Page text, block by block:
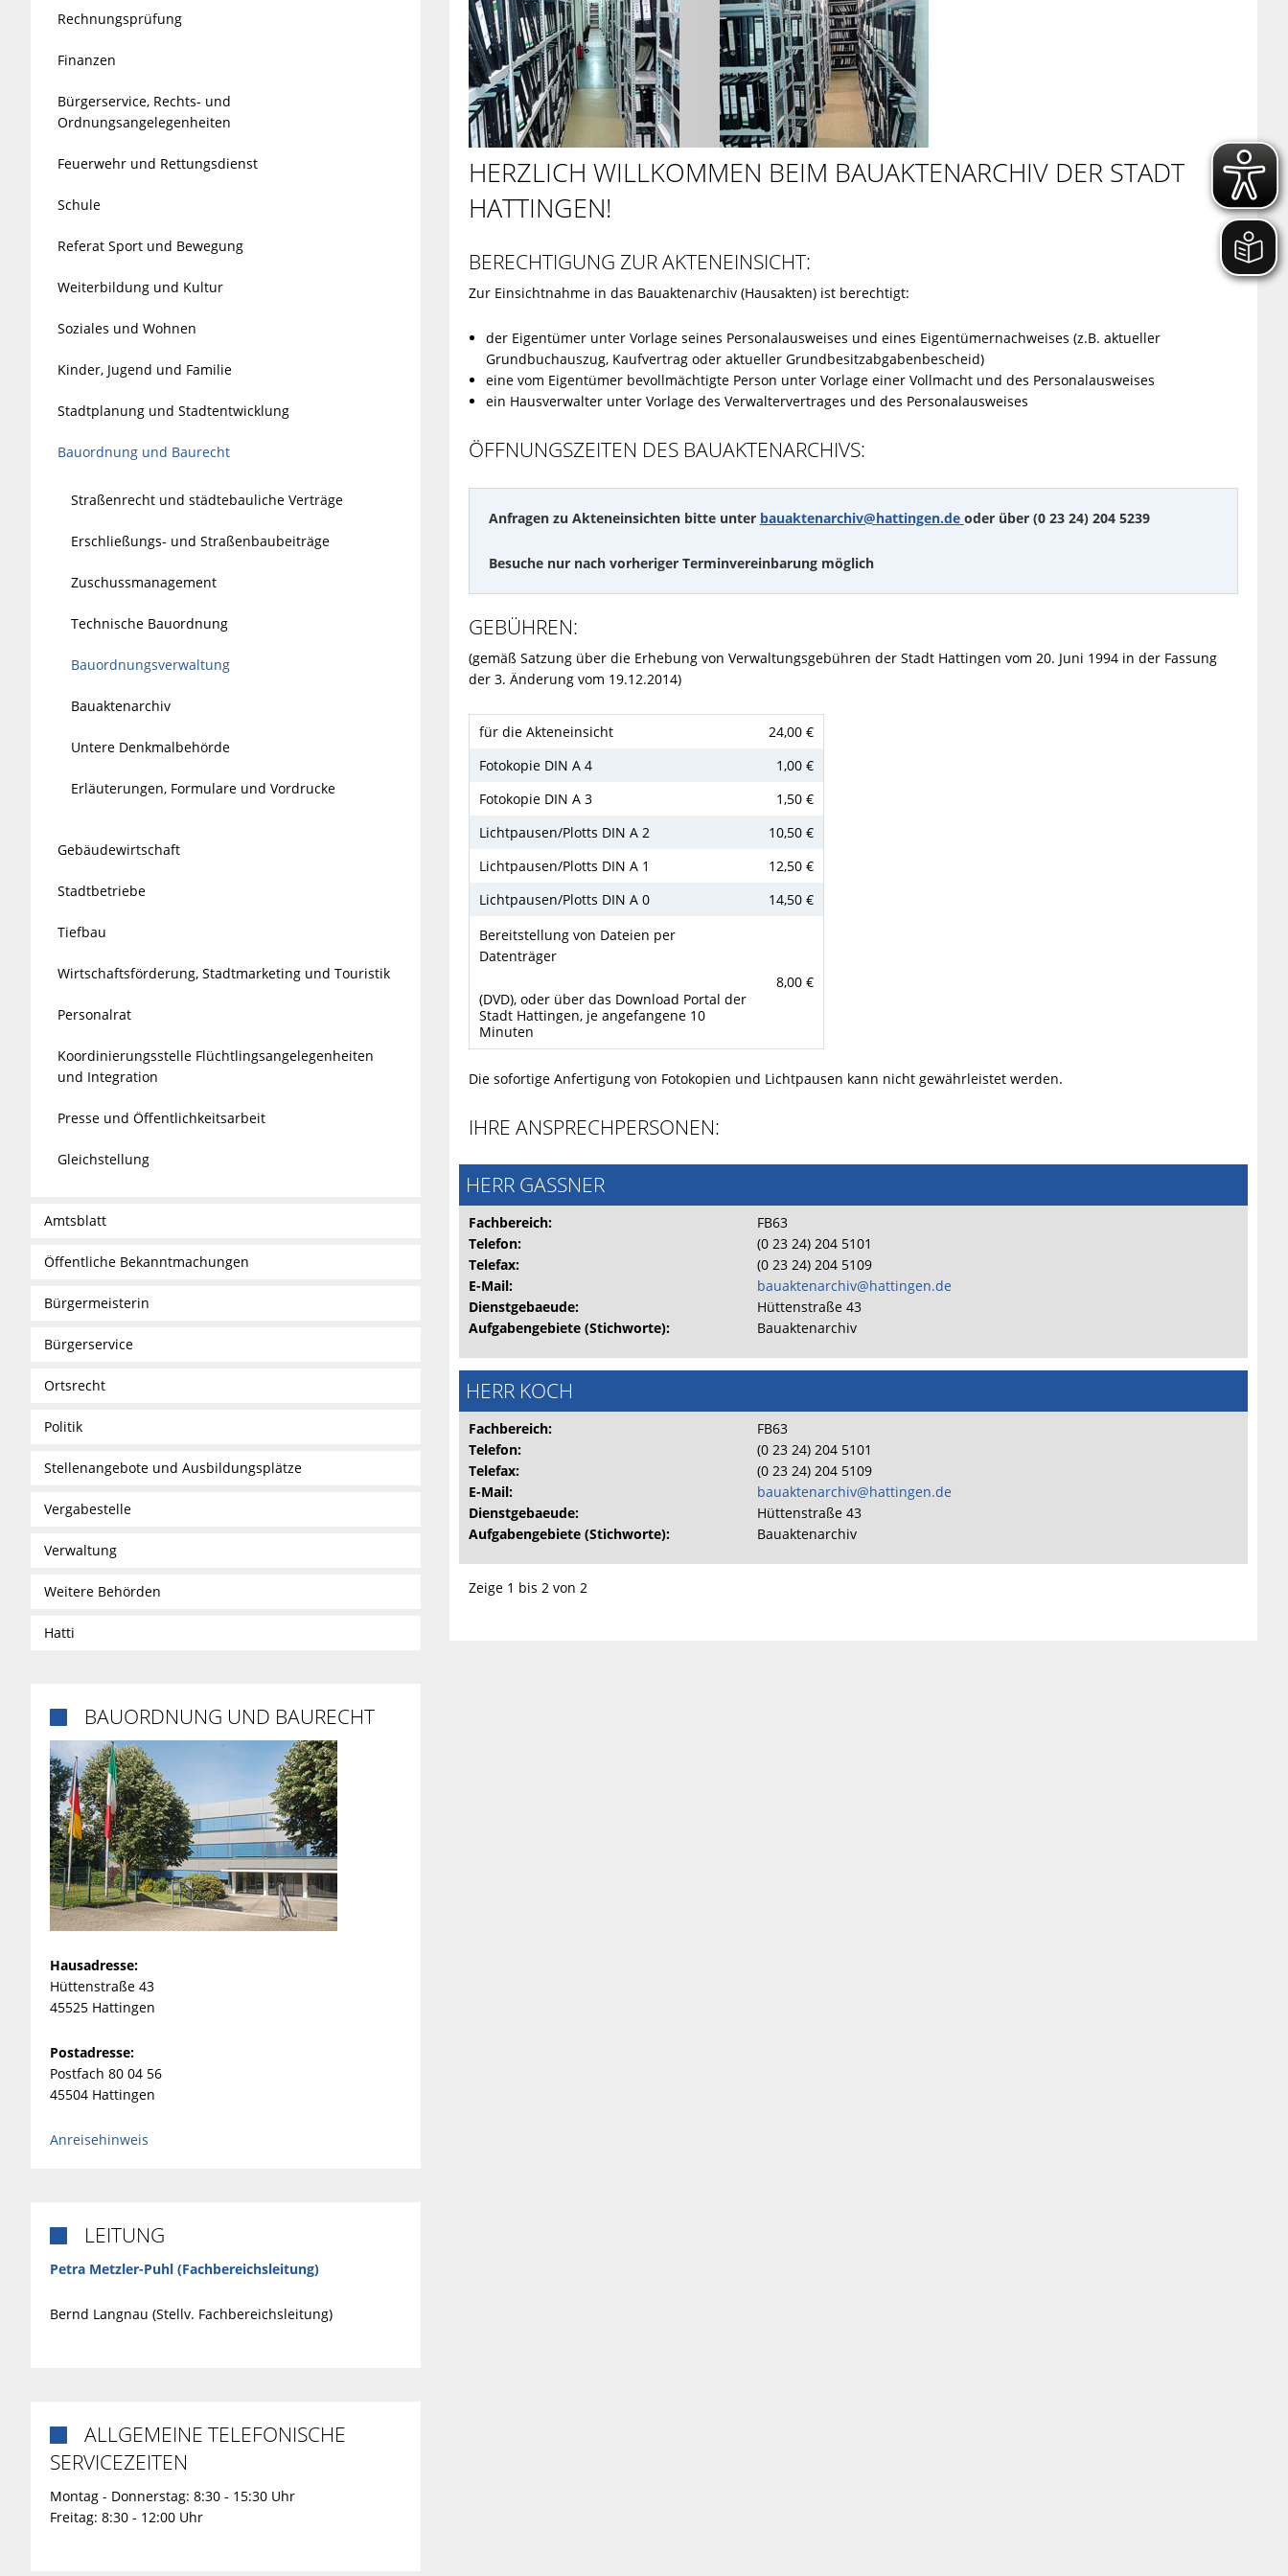
HERZLICH WILLKOMMEN BEIM BAUAKTENARCHIV DER STADT
HATTINGEN!
BERECHTIGUNG ZUR AKTENEINSICHT:
Zur Einsichtnahme in das Bauaktenarchiv (Hausakten) ist berechtigt:
der Eigentümer unter Vorlage seines Personalausweises und eines Eigentümernachweises (z.B. aktueller
Grundbuchauszug, Kaufvertrag oder aktueller Grundbesitzabgabenbescheid)
eine vom Eigentümer bevollmächtigte Person unter Vorlage einer Vollmacht und des Personalausweises
ein Hausverwalter unter Vorlage des Verwaltervertrages und des Personalausweises
ÖFFNUNGSZEITEN DES BAUAKTENARCHIVS:
Anfragen zu Akteneinsichten bitte unter bauaktenarchiv@hattingen.de oder über (0 23 24) 204 5239
Besuche nur nach vorheriger Terminvereinbarung möglich
GEBÜHREN:
(gemäß Satzung über die Erhebung von Verwaltungsgebühren der Stadt Hattingen vom 20. Juni 1994 in der Fassung
der 3. Änderung vom 19.12.2014)
für die Akteneinsicht
24,00 €
Fotokopie DIN A 4
1,00 €
Fotokopie DIN A 3
1,50 €
Lichtpausen/Plotts DIN A 2
10,50 €
Lichtpausen/Plotts DIN A 1
12,50 €
Lichtpausen/Plotts DIN A 0
14,50 €
Bereitstellung von Dateien per
Datenträger
(DVD), oder über das Download Portal der
Stadt Hattingen, je angefangene 10
Minuten
8,00 €
Die sofortige Anfertigung von Fotokopien und Lichtpausen kann nicht gewährleistet werden.
IHRE ANSPRECHPERSONEN:
HERR GASSNER
Fachbereich:
FB63
Telefon:
(0 23 24) 204 5101
Telefax:
(0 23 24) 204 5109
E-Mail:
bauaktenarchiv@hattingen.de
Dienstgebaeude:
Hüttenstraße 43
Aufgabengebiete (Stichworte):
Bauaktenarchiv
HERR KOCH
Fachbereich:
FB63
Telefon:
(0 23 24) 204 5101
Telefax:
(0 23 24) 204 5109
E-Mail:
bauaktenarchiv@hattingen.de
Dienstgebaeude:
Hüttenstraße 43
Aufgabengebiete (Stichworte):
Bauaktenarchiv
Zeige 1 bis 2 von 2
Rechnungsprüfung
Finanzen
Bürgerservice, Rechts- und
Ordnungsangelegenheiten
Feuerwehr und Rettungsdienst
Schule
Referat Sport und Bewegung
Weiterbildung und Kultur
Soziales und Wohnen
Kinder, Jugend und Familie
Stadtplanung und Stadtentwicklung
Bauordnung und Baurecht
Straßenrecht und städtebauliche Verträge
Erschließungs- und Straßenbaubeiträge
Zuschussmanagement
Technische Bauordnung
Bauordnungsverwaltung
Bauaktenarchiv
Untere Denkmalbehörde
Erläuterungen, Formulare und Vordrucke
Gebäudewirtschaft
Stadtbetriebe
Tiefbau
Wirtschaftsförderung, Stadtmarketing und Touristik
Personalrat
Koordinierungsstelle Flüchtlingsangelegenheiten
und Integration
Presse und Öffentlichkeitsarbeit
Gleichstellung
Amtsblatt
Öffentliche Bekanntmachungen
Bürgermeisterin
Bürgerservice
Ortsrecht
Politik
Stellenangebote und Ausbildungsplätze
Vergabestelle
Verwaltung
Weitere Behörden
Hatti
BAUORDNUNG UND BAURECHT
Hausadresse:
Hüttenstraße 43
45525 Hattingen
Postadresse:
Postfach 80 04 56
45504 Hattingen
Anreisehinweis
 LEITUNG
Petra Metzler-Puhl (Fachbereichsleitung)
Bernd Langnau (Stellv. Fachbereichsleitung)

ALLGEMEINE TELEFONISCHE
SERVICEZEITEN
Montag - Donnerstag: 8:30 - 15:30 Uhr
Freitag: 8:30 - 12:00 Uhr